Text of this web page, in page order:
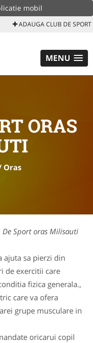
mobil
ADAUGA CLUB DE SPORT
MENU
ORAS
Oras
De Sport oras Milisauti
ajuta sa pierzi din
de exercitii care
fizica generala.,
care va ofera
grupe musculare in
oricarui copil